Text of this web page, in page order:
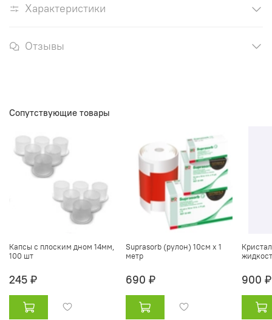
Характеристики
Отзывы
Сопутствующие товары
Капсы с плоским дном 14мм,
100 шт
245 ₽
Suprasorb (рулон) 10см х 1
метр
690 ₽ 900 ₽